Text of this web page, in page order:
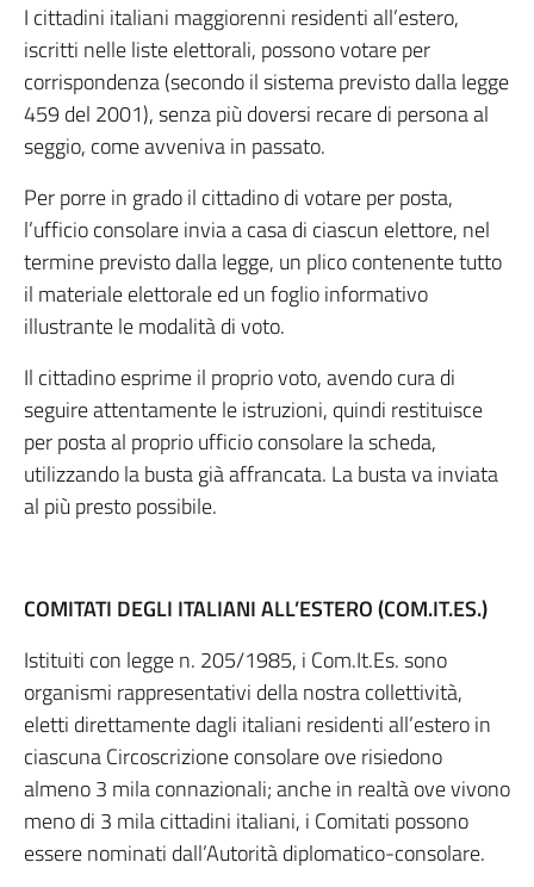
I cittadini italiani maggiorenni residenti all’estero,
iscritti nelle liste elettorali, possono votare per
corrispondenza (secondo il sistema previsto dalla legge
459 del 2001), senza più doversi recare di persona al
seggio, come avveniva in passato.
Per porre in grado il cittadino di votare per posta,
l’ufficio consolare invia a casa di ciascun elettore, nel
termine previsto dalla legge, un plico contenente tutto
il materiale elettorale ed un foglio informativo
illustrante le modalità di voto.
Il cittadino esprime il proprio voto, avendo cura di
seguire attentamente le istruzioni, quindi restituisce
per posta al proprio ufficio consolare la scheda,
utilizzando la busta già affrancata. La busta va inviata
al più presto possibile.
COMITATI DEGLI ITALIANI ALL’ESTERO (COM.IT.ES.)
Istituiti con legge n. 205/1985, i Com.It.Es. sono
organismi rappresentativi della nostra collettività,
eletti direttamente dagli italiani residenti all’estero in
ciascuna Circoscrizione consolare ove risiedono
almeno 3 mila connazionali; anche in realtà ove vivono
meno di 3 mila cittadini italiani, i Comitati possono
essere nominati dall’Autorità diplomatico-consolare.